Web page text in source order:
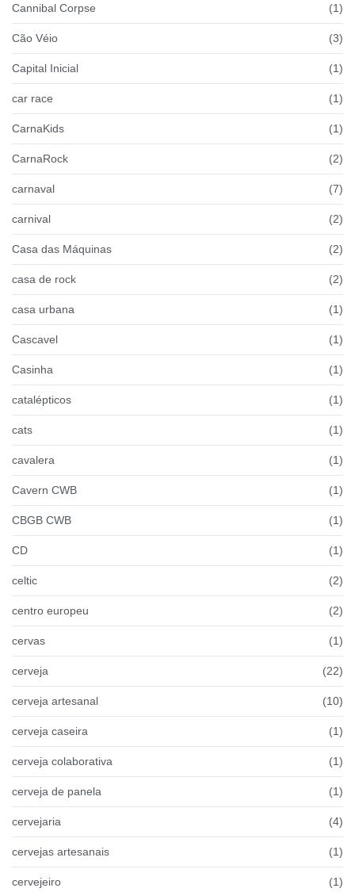
Cannibal Corpse (1)
Cão Véio (3)
Capital Inicial (1)
car race (1)
CarnaKids (1)
CarnaRock (2)
carnaval (7)
carnival (2)
Casa das Máquinas (2)
casa de rock (2)
casa urbana (1)
Cascavel (1)
Casinha (1)
catalépticos (1)
cats (1)
cavalera (1)
Cavern CWB (1)
CBGB CWB (1)
CD (1)
celtic (2)
centro europeu (2)
cervas (1)
cerveja (22)
cerveja artesanal (10)
cerveja caseira (1)
cerveja colaborativa (1)
cerveja de panela (1)
cervejaria (4)
cervejas artesanais (1)
cervejeiro (1)